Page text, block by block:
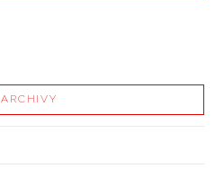
ARCHIVY